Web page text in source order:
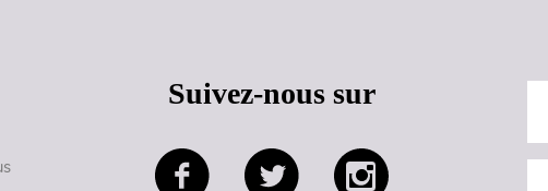
Suivez-nous sur